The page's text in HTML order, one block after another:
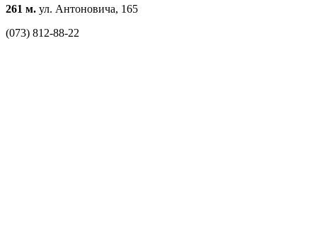
261 м. ул. Антоновича, 165
(073) 812-88-22